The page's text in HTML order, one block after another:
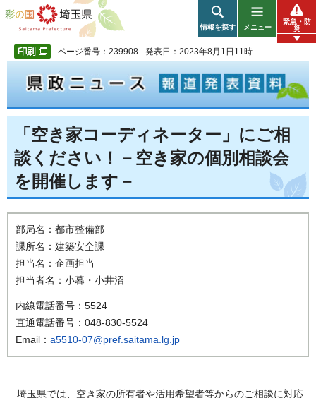
彩の国 埼玉県
情報を探す メニュー
緊急・防
災
ページ番号：239908 発表日：2023年8月1日11時
「空き家コーディネーター」にご相
談ください！－空き家の個別相談会
を開催します－
部局名：都市整備部
課所名：建築安全課
担当名：企画担当
担当者名：小暮・小井沼
内線電話番号：5524
直通電話番号：048-830-5524
Email： a5510-07@pref.saitama.lg.jp
埼玉県では、空き家の所有者や活用希望者等からのご相談に対応